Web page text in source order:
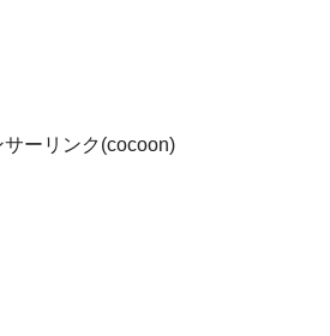
サーリンク(cocoon)